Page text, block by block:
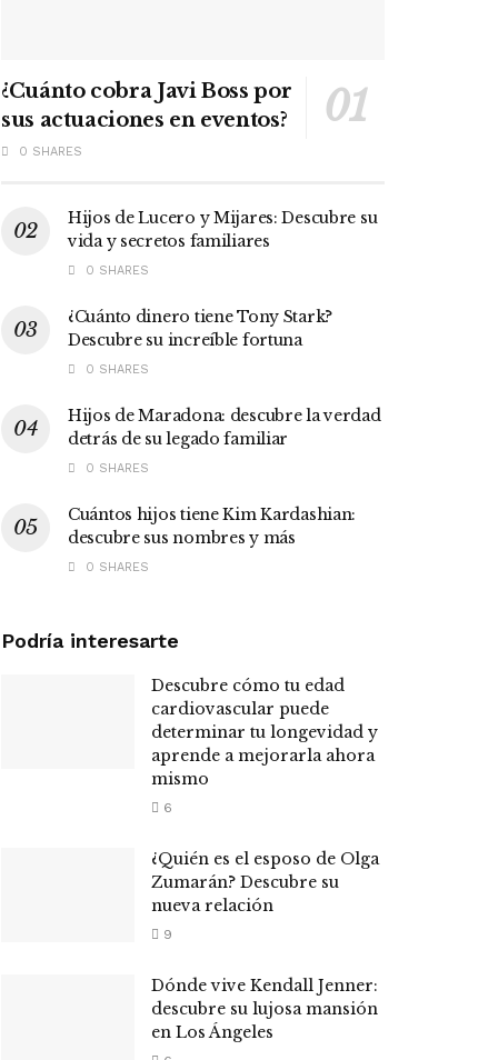
¿Cuánto cobra Javi Boss por
sus actuaciones en eventos?
0 SHARES
Hijos de Lucero y Mijares: Descubre su
vida y secretos familiares
0 SHARES
¿Cuánto dinero tiene Tony Stark?
Descubre su increíble fortuna
0 SHARES
Hijos de Maradona: descubre la verdad
detrás de su legado familiar
0 SHARES
Cuántos hijos tiene Kim Kardashian:
descubre sus nombres y más
0 SHARES
Podría interesarte
Descubre cómo tu edad
cardiovascular puede
determinar tu longevidad y
aprende a mejorarla ahora
mismo
6
¿Quién es el esposo de Olga
Zumarán? Descubre su
nueva relación
9
Dónde vive Kendall Jenner:
descubre su lujosa mansión
en Los Ángeles